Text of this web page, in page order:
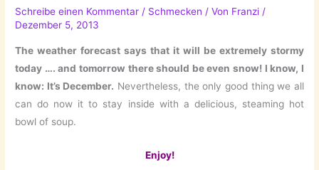
Schreibe einen Kommentar / Schmecken / Von Franzi/
Dezember 5, 2013
The weather forecast says that it will be extremely stormy
today …. and tomorrow there should be even snow! I know, I
know: It’s December. Nevertheless, the only good thing we all
can do now it to stay inside with a delicious, steaming hot
bowl of soup.
Enjoy!